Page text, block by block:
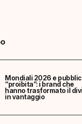
Mondiali 2026 e
“proibita”: i brand che
hanno trasformato il
invantaggio